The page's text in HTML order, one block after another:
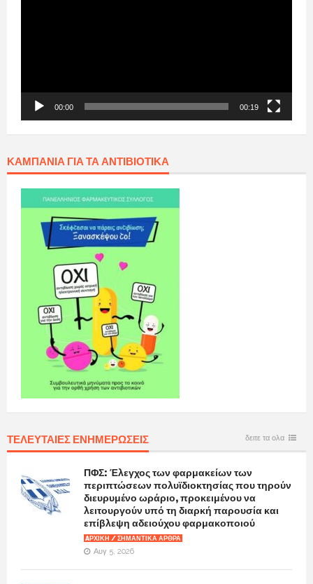
00:00 00:19
ΚΑΜΠΆΝΙΑ ΓΙΑ ΤΑ ΑΝΤΙΒΙΟΤΙΚΆ
ΤΕΛΕΥΤΑΙΕΣ ΕΝΗΜΕΡΩΣΕΙΣ δειτε τα ολα
ΠΦΣ: Έλεγχος των φαρμακείων των
περιπτώσεων πολυϊδιοκτησίας που τηρούν
διευρυμένο ωράριο, προκειμένου να
λειτουργούν υπό τη διαρκή παρουσία και
επίβλεψη αδειούχου φαρμακοποιού
AΡΧΙΚΉ / ΣΗΜΑΝΤΙΚΆ ΆΡΘΡΑ
Αυγ 5, 2026